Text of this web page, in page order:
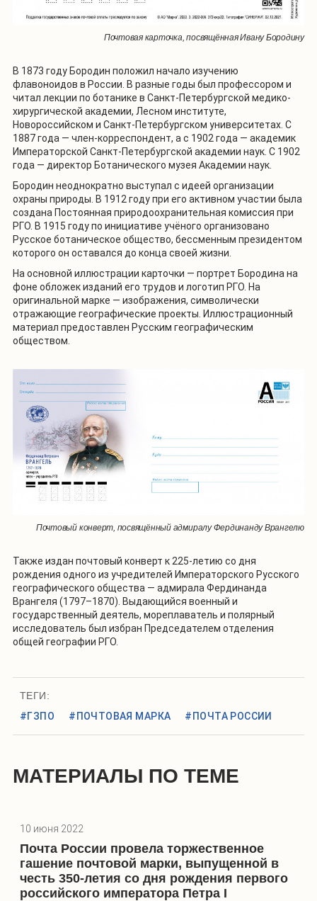
Почтовая карточка, посвящённая Ивану Бородину
В 1873 году Бородин положил начало изучению
флавоноидов в России. В разные годы был профессором и
читал лекции по ботанике в Санкт-Петербургской медико-
хирургической академии, Лесном институте,
Новороссийском и Санкт-Петербургском университетах. С
1887 года — член-корреспондент, а с 1902 года — академик
Императорской Санкт-Петербургской академии наук. C 1902
года — директор Ботанического музея Академии наук.
Бородин неоднократно выступал с идеей организации
охраны природы. В 1912 году при его активном участии была
создана Постоянная природоохранительная комиссия при
РГО. В 1915 году по инициативе учёного организовано
Русское ботаническое общество, бессменным президентом
которого он оставался до конца своей жизни.
На основной иллюстрации карточки — портрет Бородина на
фоне обложек изданий его трудов и логотип РГО. На
оригинальной марке — изображения, символически
отражающие географические проекты. Иллюстрационный
материал предоставлен Русским географическим
обществом.
Почтовый конверт, посвящённый адмиралу Фердинанду Врангелю
Также издан почтовый конверт к 225-летию со дня
рождения одного из учредителей Императорского Русского
географического общества — адмирала Фердинанда
Врангеля (1797–1870). Выдающийся военный и
государственный деятель, мореплаватель и полярный
исследователь был избран Председателем отделения
общей географии РГО.
ТЕГИ:
#ГЗПО
#ПОЧТОВАЯ МАРКА #ПОЧТА РОССИИ
МАТЕРИАЛЫ ПО ТЕМЕ
10 июня 2022
Почта России провела торжественное
гашение почтовой марки, выпущенной в
честь 350-летия со дня рождения первого
российского императора Петра I